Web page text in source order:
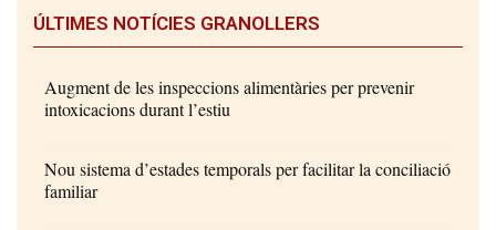
ÚLTIMES NOTÍCIES GRANOLLERS
Augment de les inspeccions alimentàries per prevenir
intoxicacions durant l’estiu
Nou sistema d’estades temporals per facilitar la conciliació
familiar